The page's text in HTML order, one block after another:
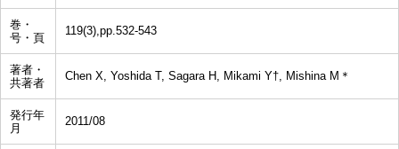
巻・
号・頁
119(3),pp.532-543
著者・
共著者
Chen X, Yoshida T, Sagara H, Mikami Y†, Mishina M＊
発行年
月
2011/08